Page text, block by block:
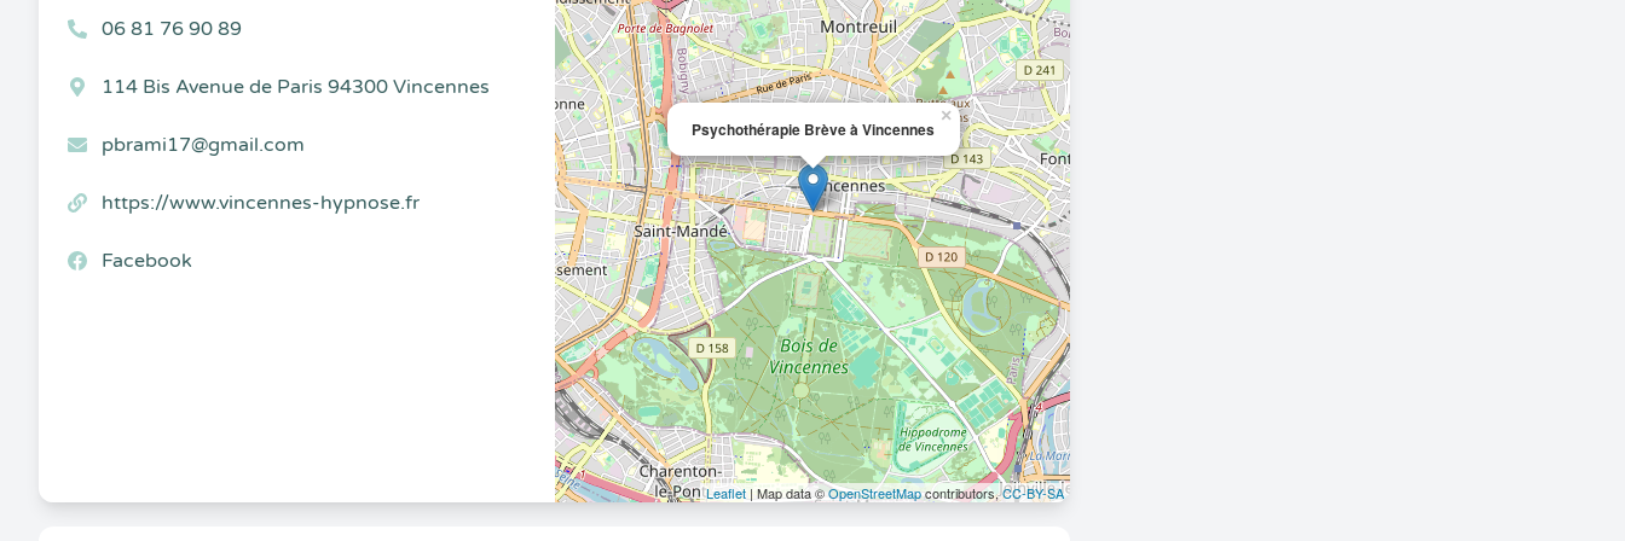
06 81 76 90 89
114 Bis Avenue de Paris 94300 Vincennes
pbrami17@gmail.com
https://www.vincennes-hypnose.fr
Facebook
Psychothérapie Brève à Vincennes
×
Leaflet | Map data ©OpenStreetMapcontributors,CC-BY-SA